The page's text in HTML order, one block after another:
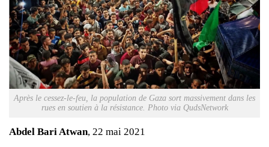
Après le cessez-le-feu, la population de Gaza sort massivement dans les
rues en soutien à la résistance. Photo via QudsNetwork
Abdel Bari Atwan, 22 mai 2021